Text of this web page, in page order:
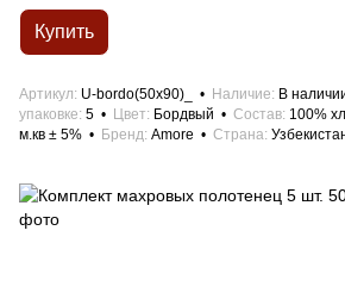
Купить
Артикул U-bordo(50x90)_ Наличие В
упаковке 5 Цвет Бордвый Состав 100%
м.кв ± 5%
Бренд Amore Страна